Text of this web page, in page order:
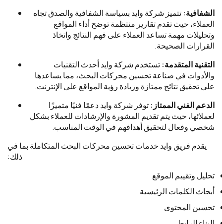
الشفافية: تتميز شركة وايد بسياسة الشفافية والصدق تجاه
العملاء، حيث تقدم تقارير منتظمة توضح أداء المواقع
وتحليلات مهمة تساعد العملاء على فهم النتائج واتخاذ
القرارات الصحيحة.
التقنية المتقدمة: تستخدم شركة وايد أحدث التقنيات
والأدوات في صناعة تحسين محركات البحث، مما يساعدها
على تحقيق نتائج ممتازة وزيادة رؤية المواقع على الإنترنت.
الدعم الفني الممتاز: توفر شركة وايد دعمًا فنيًا متميزًا
لعملائها، حيث يتم تقديم المشورة والإرشادات للعملاء بشكل
شخصي وفعال لتحقيق أهدافهم في الوقت المناسب.
يقدم فريق وايد خدمات تحسين محركات البحث المتكاملة بما في
ذلك:
تحليل وتقييم الموقع
أبحاث الكلمات الرئيسية
تحسين المحتوى